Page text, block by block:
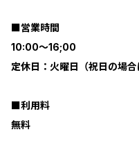
■営業時間
10:00～16;00
定休日：火曜日（祝日の場
■利用料
無料